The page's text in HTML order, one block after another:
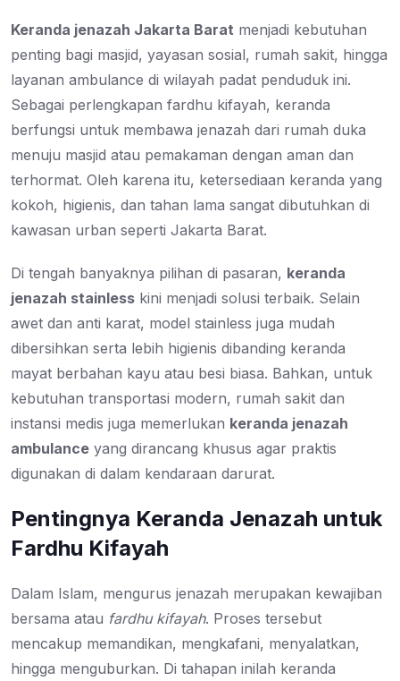
Keranda jenazah Jakarta Barat menjadi kebutuhan
penting bagi masjid, yayasan sosial, rumah sakit, hingga
layanan ambulance di wilayah padat penduduk ini.
Sebagai perlengkapan fardhu kifayah, keranda
berfungsi untuk membawa jenazah dari rumah duka
menuju masjid atau pemakaman dengan aman dan
terhormat. Oleh karena itu, ketersediaan keranda yang
kokoh, higienis, dan tahan lama sangat dibutuhkan di
kawasan urban seperti Jakarta Barat.
Di tengah banyaknya pilihan di pasaran, keranda
jenazah stainless kini menjadi solusi terbaik. Selain
awet dan anti karat, model stainless juga mudah
dibersihkan serta lebih higienis dibanding keranda
mayat berbahan kayu atau besi biasa. Bahkan, untuk
kebutuhan transportasi modern, rumah sakit dan
instansi medis juga memerlukan keranda jenazah
ambulance yang dirancang khusus agar praktis
digunakan di dalam kendaraan darurat.
Pentingnya Keranda Jenazah untuk
Fardhu Kifayah
Dalam Islam, mengurus jenazah merupakan kewajiban
bersama atau fardhu kifayah. Proses tersebut
mencakup memandikan, mengkafani, menyalatkan,
hingga menguburkan. Di tahapan inilah keranda